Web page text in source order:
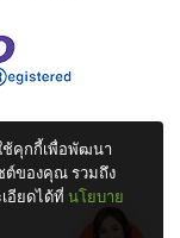
ช้คุกกี้เพื่อพัฒนา
ต์ของคุณ รวมถึง
อียดได้ที่ นโยบาย